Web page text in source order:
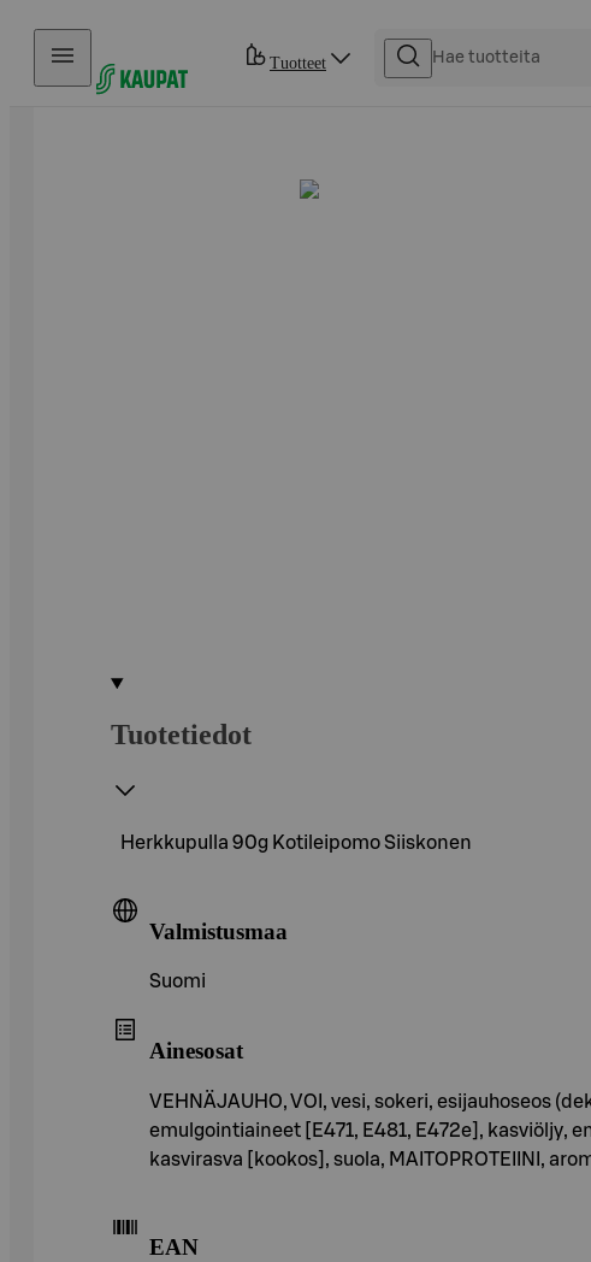
Hyppää sisältöön
Tuotteet
Tuotetiedot
Herkkupulla 90g Kotileipomo Siiskonen
Valmistusmaa
Suomi
Ainesosat
VEHNÄJAUHO, VOI, vesi, sokeri, esijauhoseos
emulgointiaineet [E471, E481, E472e], kasviöljy,
kasvirasva [kookos], suola, MAITOPROTEIINI,
EAN